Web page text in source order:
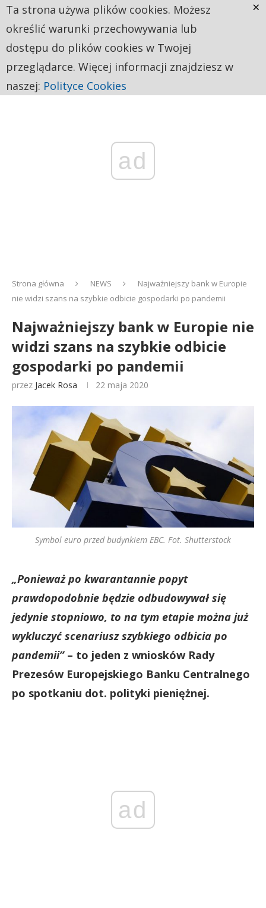
ad
Strona główna NEWS
Najważniejszy bank w Europie
nie widzi szans na szybkie odbicie gospodarki po pandemii
Najważniejszy bank w Europie nie
widzi szans na szybkie odbicie
gospodarki po pandemii
przez Jacek Rosa 22 maja 2020
Symbol euro przed budynkiem EBC. Fot. Shutterstock
„Ponieważ po kwarantannie popyt
prawdopodobnie będzie odbudowywał się
jedynie stopniowo, to na tym etapie można już
wykluczyć scenariusz szybkiego odbicia po
pandemii”– to jeden z wniosków Rady
Prezesów Europejskiego Banku Centralnego
po spotkaniu dot. polityki pieniężnej.
ad
Ta strona używa plików cookies. Możesz
określić warunki przechowywania lub
dostępu do plików cookies w Twojej
przeglądarce. Więcej informacji znajdziesz w
naszej: Polityce Cookies
×